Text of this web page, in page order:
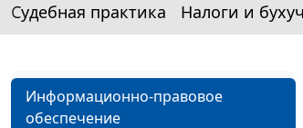
Судебная практика Налоги и
Информационно-правовое
обеспечение